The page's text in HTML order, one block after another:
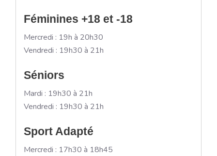
Féminines +18 et -18
Mercredi : 19h à 20h30
Vendredi : 19h30 à 21h
Séniors
Mardi : 19h30 à 21h
Vendredi : 19h30 à 21h
Sport Adapté
Mercredi : 17h30 à 18h45